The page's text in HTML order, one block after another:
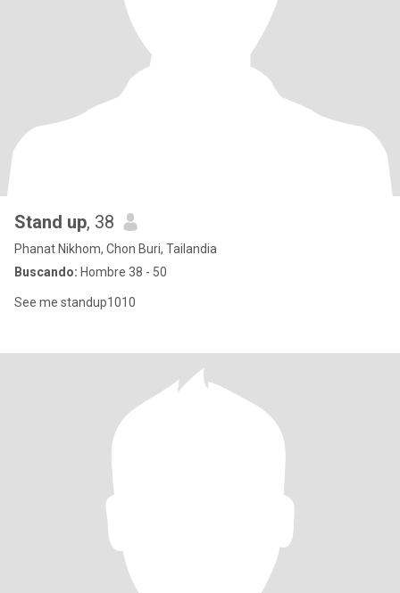
Stand up, 38
Phanat Nikhom, Chon Buri, Tailandia
Buscando: Hombre 38 - 50
See me standup1010